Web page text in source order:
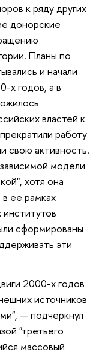
к ряду других
донорские
Планы по
и начали
х годов, а в
властей к
работу
свою активность.
модели
хотя она
ее рамках
сформированы
эти
2000-х годов
источников
— подчеркнул
"третьего
массовый